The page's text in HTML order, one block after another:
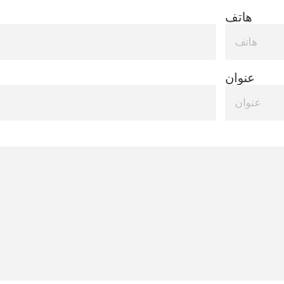
هاتف
عنوان